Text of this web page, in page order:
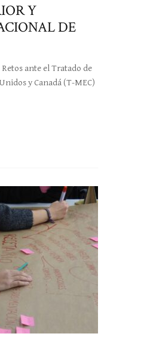
Y
DE
ante el Tratado de
y Canadá (T-MEC)